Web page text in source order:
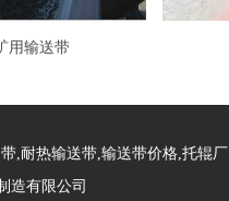
用输送带
,耐热输送带,输送带价格,托辊厂
造有限公司